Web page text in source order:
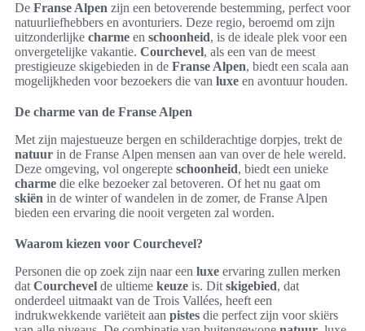
De Franse Alpen zijn een betoverende bestemming, perfect voor
natuurliefhebbers en avonturiers. Deze regio, beroemd om zijn
uitzonderlijke charme en schoonheid, is de ideale plek voor een
onvergetelijke vakantie. Courchevel, als een van de meest
prestigieuze skigebieden in de Franse Alpen, biedt een scala aan
mogelijkheden voor bezoekers die van luxe en avontuur houden.
De charme van de Franse Alpen
Met zijn majestueuze bergen en schilderachtige dorpjes, trekt de
natuur in de Franse Alpen mensen aan van over de hele wereld.
Deze omgeving, vol ongerepte schoonheid, biedt een unieke
charme die elke bezoeker zal betoveren. Of het nu gaat om
skiën in de winter of wandelen in de zomer, de Franse Alpen
bieden een ervaring die nooit vergeten zal worden.
Waarom kiezen voor Courchevel?
Personen die op zoek zijn naar een luxe ervaring zullen merken
dat Courchevel de ultieme keuze is. Dit skigebied, dat
onderdeel uitmaakt van de Trois Vallées, heeft een
indrukwekkende variëteit aan pistes die perfect zijn voor skiërs